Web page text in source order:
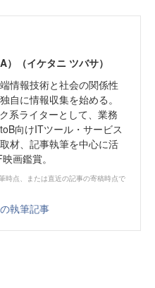
）（イケタニ ツバサ）
情報技術と社会の関係性
自に情報収集を始める。
系ライターとして、業務
向けITツール・サービス
材、記事執筆を中心に活
画鑑賞。
時点、または直近の記事の寄稿時点で
執筆記事